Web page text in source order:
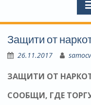
Защити от
26.11.2017
ЗАЩИТИ ОТ
СООБЩИ, ГДЕ